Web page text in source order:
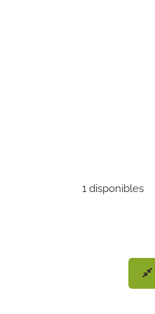
1 disponibles